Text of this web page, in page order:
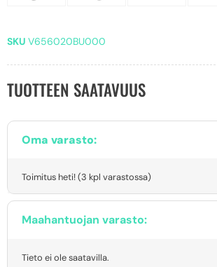
SKU V656020BU000
TUOTTEEN SAATAVUUS
Oma varasto:
Toimitus heti! (3 kpl varastossa)
Maahantuojan varasto:
Tieto ei ole saatavilla.